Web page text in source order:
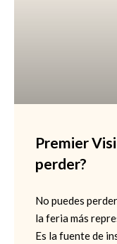
Premier
perder?
No puedes
la feria más
Es la fuente de